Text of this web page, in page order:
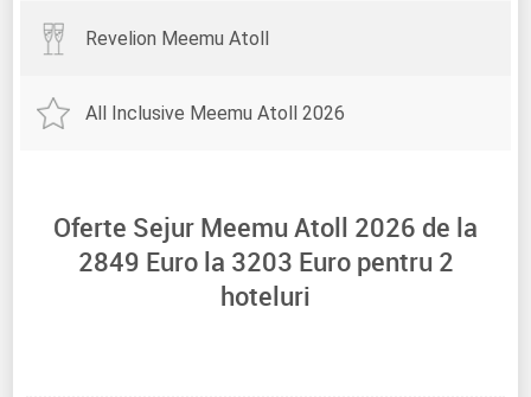
Revelion Meemu Atoll
All Inclusive Meemu Atoll 2026
Oferte Sejur Meemu Atoll 2026 de la
2849 Euro la 3203 Euro pentru 2
hoteluri